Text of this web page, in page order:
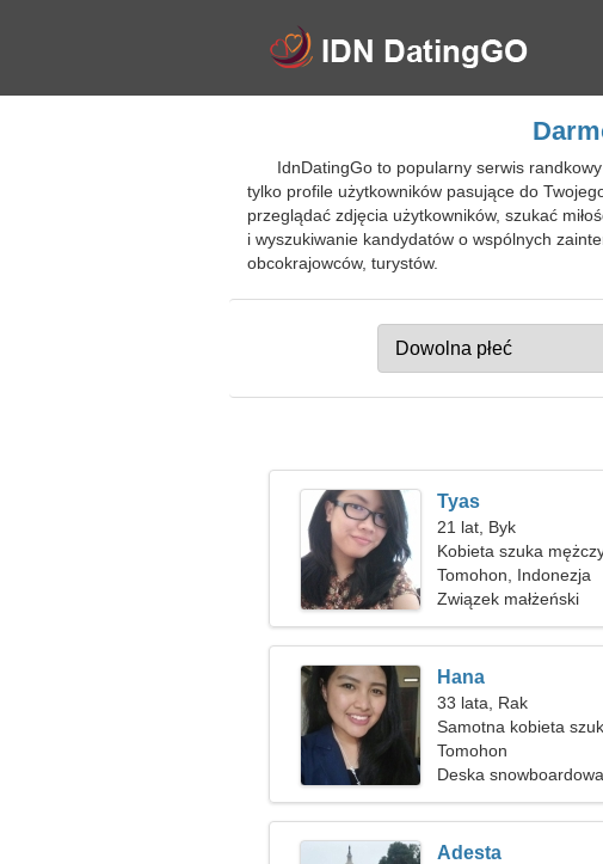
IdnDatingGo to popularny serwis
tylko profile użytkowników pasujące do
przeglądać zdjęcia użytkowników, szukać
i wyszukiwanie kandydatów o wspólnych
obcokrajowców, turystów.
Tyas
21 lat, Byk
Kobieta szuka
Tomohon, Indonezja
Związek małżeński
Hana
33 lata, Rak
Samotna kobieta
Tomohon
Deska
Adesta